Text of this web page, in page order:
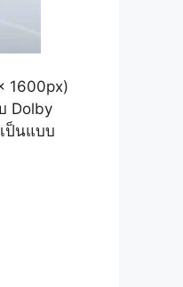
1600px)
Dolby
ป็นแบบ